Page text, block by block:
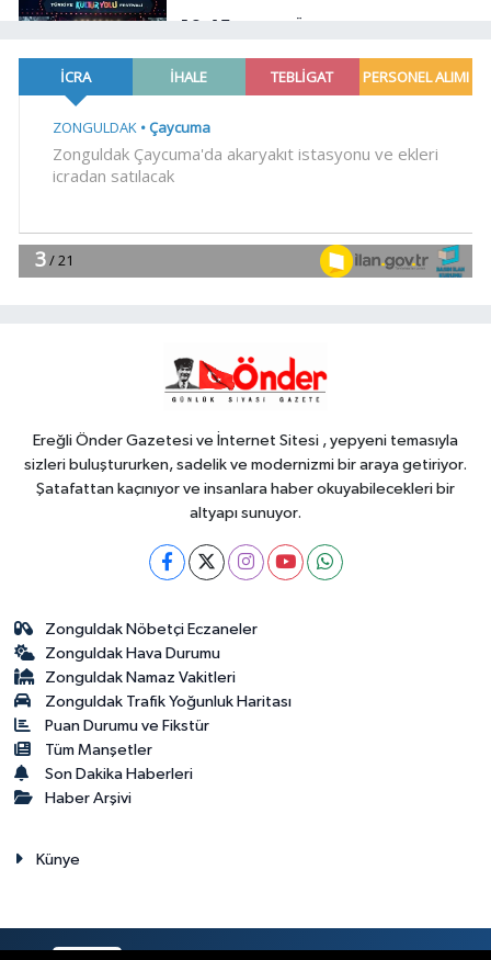
10:45
salladı
10:39Mühendis Tek-Sen
10:15
Nürnberg'in resmi sponsoru oldu
Ereğli Önder Gazetesi ve İnternet Sitesi , yepyeni temasıyla
sizleri buluştururken, sadelik ve modernizmi bir araya getiriyor.
Şatafattan kaçınıyor ve insanlara haber okuyabilecekleri bir
altyapı sunuyor.
Zonguldak Nöbetçi Eczaneler
Zonguldak Hava Durumu
Zonguldak Namaz Vakitleri
Zonguldak Trafik Yoğunluk Haritası
Puan Durumu ve Fikstür
Tüm Manşetler
Son Dakika Haberleri
Haber Arşivi
Künye